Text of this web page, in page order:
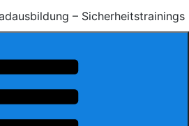
– Sicherheitstrainings